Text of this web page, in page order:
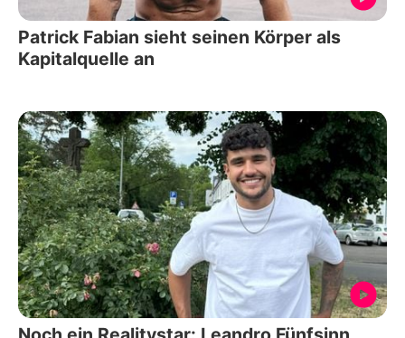
Patrick Fabian sieht seinen Körper als
Kapitalquelle an